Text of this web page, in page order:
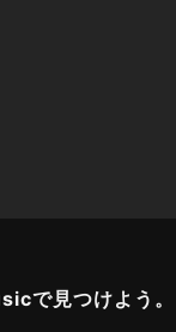
で見つけよう。